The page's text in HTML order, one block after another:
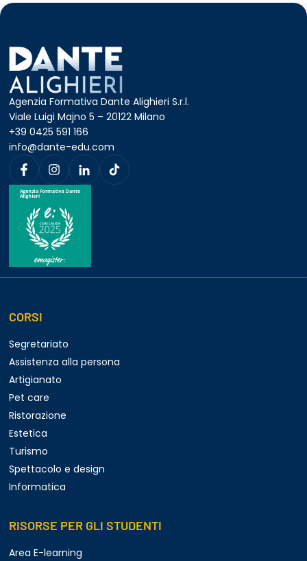
Agenzia Formativa Dante Alighieri S.r.l.
Viale Luigi Majno 5 – 20122 Milano
+39 0425 591 166
info@dante-edu.com
CORSI
Segretariato
Assistenza alla persona
Artigianato
Pet care
Ristorazione
Estetica
Turismo
Spettacolo e design
Informatica
RISORSE PER GLI STUDENTI
Area E-learning